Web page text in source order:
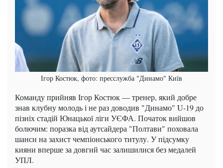
Ігор Костюк, фото: пресслужба "Динамо" Київ
Команду прийняв Ігор Костюк — тренер, який добре
знав клубну молодь і не раз доводив "Динамо" U-19 до
пізніх стадій Юнацької ліги УЄФА. Початок вийшов
болючим: поразка від аутсайдера "Полтави" поховала
шанси на захист чемпіонського титулу. У підсумку
кияни вперше за довгий час залишилися без медалей
УПЛ.